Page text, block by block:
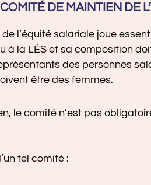
DE MAINTIEN DE
l’équité salariale joue
à la LÉS et sa composition
des personnes
être des femmes.
le comité n’est pas
tel comité :